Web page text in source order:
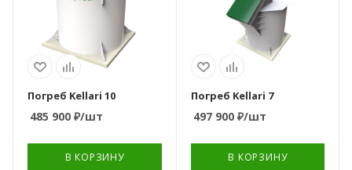
вертикальный
Гарантия
Вес, кг
487
Погреб Kellari 10
485 900 ₽/шт
В КОРЗИНУ
Вариант
расположения
вертикальный
Гарантия
Вес, кг
435
Погреб Kellari 7
497 900₽/шт
В КОРЗИНУ